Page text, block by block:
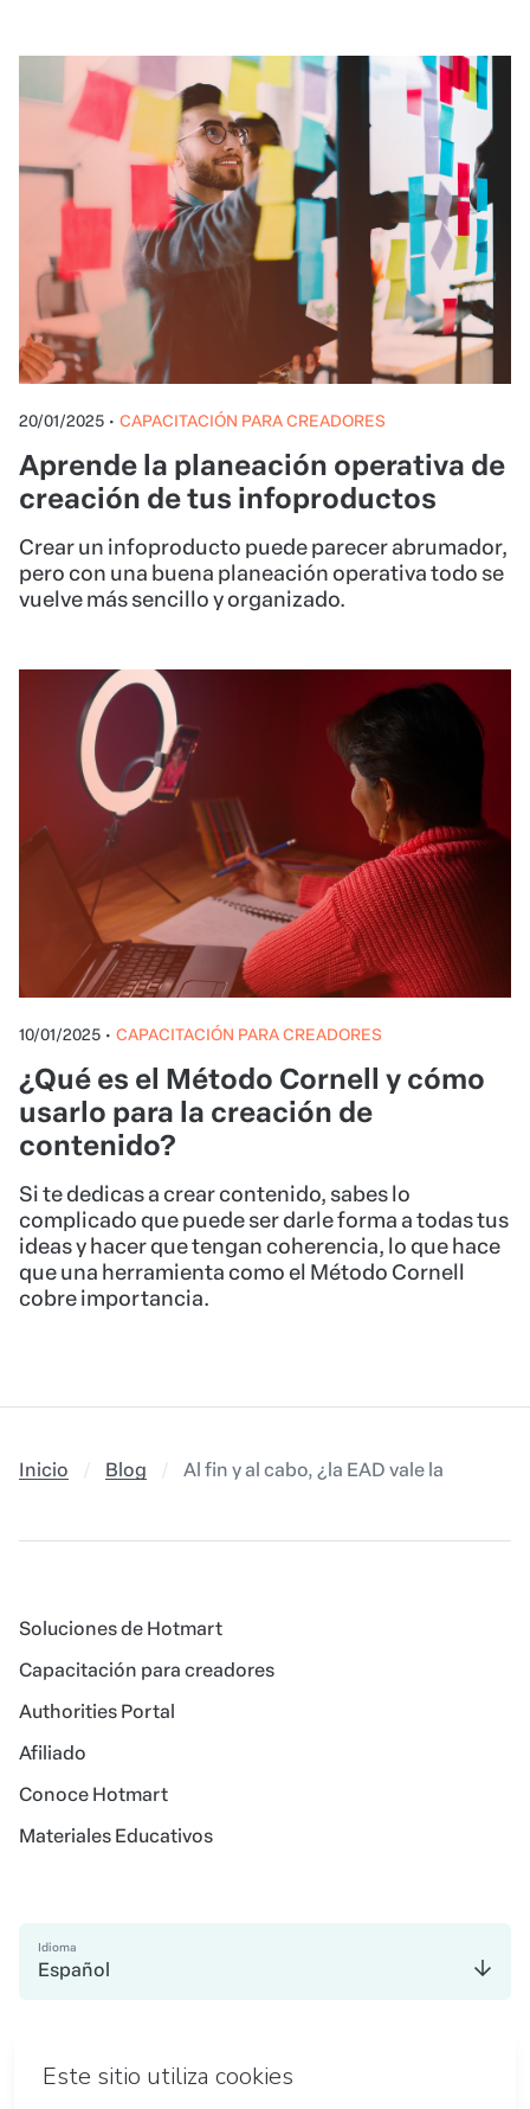
20/01/2025 • CAPACITACIÓN PARA CREADORES
Aprende la planeación operativa de
creación de tus infoproductos
Crear un infoproducto puede parecer abrumador,
pero con una buena planeación operativa todo se
vuelve más sencillo y organizado.
10/01/2025 • CAPACITACIÓN PARA CREADORES
¿Qué es el Método Cornell y cómo
usarlo para la creación de
contenido?
Si te dedicas a crear contenido, sabes lo
complicado que puede ser darle forma a todas tus
ideas y hacer que tengan coherencia, lo que hace
que una herramienta como el Método Cornell
cobre importancia.
Inicio Blog Al fin y al cabo, ¿la EAD vale la pena?
Soluciones de Hotmart
Capacitación para creadores
Authorities Portal
Afiliado
Conoce Hotmart
Materiales Educativos
Idioma
Español
Hecho con en Belo Horizonte